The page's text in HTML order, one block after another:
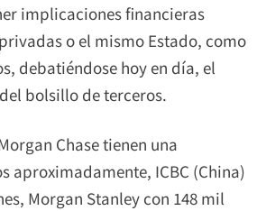
implicaciones financieras
o el mismo Estado, como
debatiéndose hoy en día, el
bolsillo de terceros.
Chase tienen una
aproximadamente, ICBC (China)
Morgan Stanley con 148 mil